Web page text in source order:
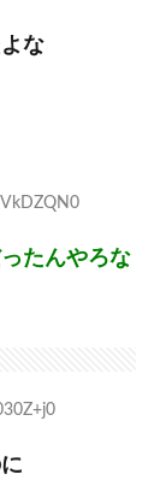
な
たんやろな